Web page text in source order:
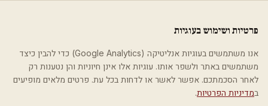
מאמריםקטגוריותחיפושאודות
בית קטגוריות רופאים מנתחים פלסטיים פרופ' חייק יוסף
רופאים מנתחים פלסטיים
פרטיות ושימוש בעוגיות
אנו משתמשים בעוגיות אנליטיקה (Google Analytics) כדי להבין כיצד
משתמשים באתר ולשפר אותו. עוגיות אלו אינן חיוניות והן נטענות רק
לאחר הסכמתכם. אפשר לאשר או לדחות בכל עת. פרטים מלאים מופיעים
במדיניות הפרטיות.